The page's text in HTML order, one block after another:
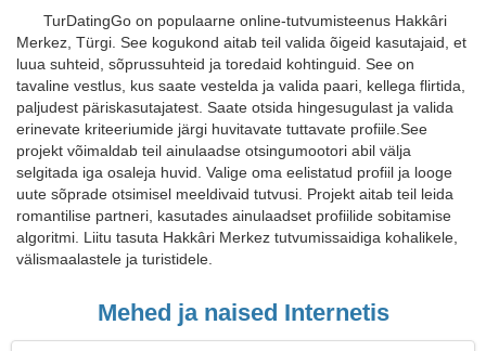
TurDatingGo on populaarne online-tutvumisteenus Hakkâri
Merkez, Türgi. See kogukond aitab teil valida õigeid kasutajaid, et
luua suhteid, sõprussuhteid ja toredaid kohtinguid. See on
tavaline vestlus, kus saate vestelda ja valida paari, kellega flirtida,
paljudest päriskasutajatest. Saate otsida hingesugulast ja valida
erinevate kriteeriumide järgi huvitavate tuttavate profiile.See
projekt võimaldab teil ainulaadse otsingumootori abil välja
selgitada iga osaleja huvid. Valige oma eelistatud profiil ja looge
uute sõprade otsimisel meeldivaid tutvusi. Projekt aitab teil leida
romantilise partneri, kasutades ainulaadset profiilide sobitamise
algoritmi. Liitu tasuta Hakkâri Merkez tutvumissaidiga kohalikele,
välismaalastele ja turistidele.
Mehed ja naised Internetis